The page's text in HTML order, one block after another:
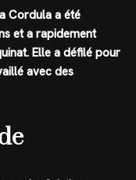
Cordula a été
et a rapidement
Elle a défilé pour
avec des